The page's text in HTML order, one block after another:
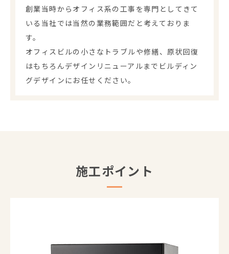
創業当時からオフィス系の工事を専門としてきて
いる当社では当然の業務範囲だと考えておりま
す。
オフィスビルの小さなトラブルや修繕、原状回復
はもちろんデザインリニューアルまでビルディン
グデザインにお任せください。
施工ポイント